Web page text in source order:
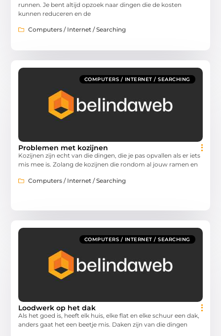
runnen. Je bent altijd opzoek naar dingen die de kosten
kunnen reduceren en de
Computers / Internet / Searching
COMPUTERS / INTERNET / SEARCHING
Problemen met kozijnen
Kozijnen zijn echt van die dingen, die je pas opvallen als er iets
mis mee is. Zolang de kozijnen die rondom al jouw ramen en
Computers / Internet / Searching
COMPUTERS / INTERNET / SEARCHING
Loodwerk op het dak
Als het goed is, heeft elk huis, elke flat en elke schuur een dak,
anders gaat het een beetje mis. Daken zijn van die dingen